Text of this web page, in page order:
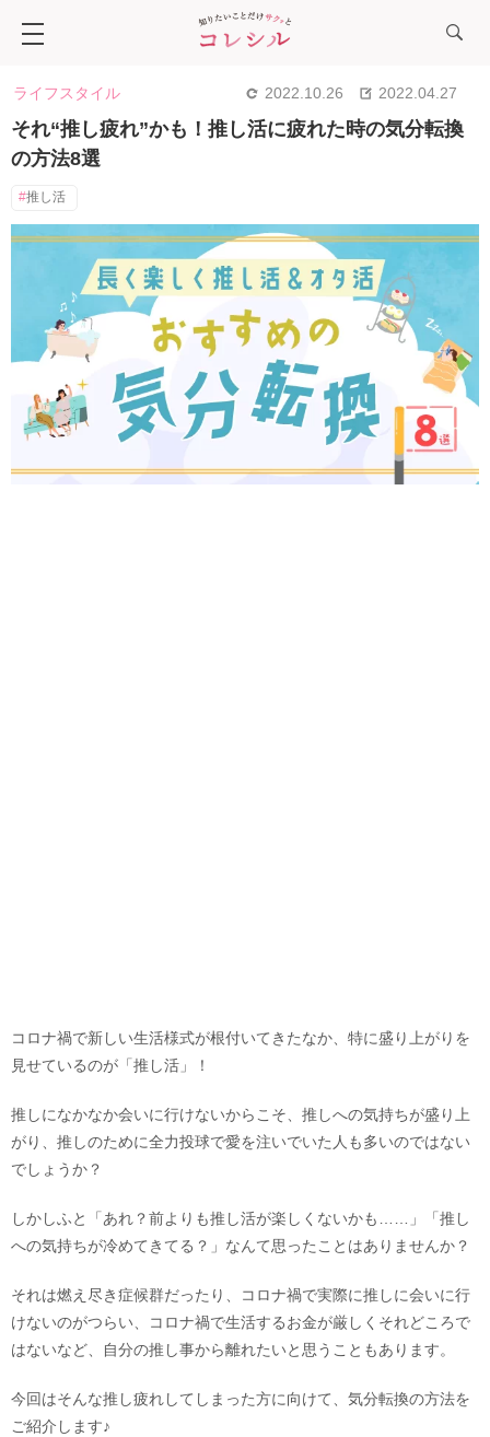
ライフスタイル 2022.10.26 2022.04.27
それ“推し疲れ”かも！推し活に疲れた時の気分転換
の方法8選
推し活
コロナ禍で新しい生活様式が根付いてきたなか、特に盛り上がりを
見せているのが「推し活」！
推しになかなか会いに行けないからこそ、推しへの気持ちが盛り上
がり、推しのために全力投球で愛を注いでいた人も多いのではない
でしょうか？
しかしふと「あれ？前よりも推し活が楽しくないかも……」「推し
への気持ちが冷めてきてる？」なんて思ったことはありませんか？
それは燃え尽き症候群だったり、コロナ禍で実際に推しに会いに行
けないのがつらい、コロナ禍で生活するお金が厳しくそれどころで
はないなど、自分の推し事から離れたいと思うこともあります。
今回はそんな推し疲れしてしまった方に向けて、気分転換の方法を
ご紹介します♪